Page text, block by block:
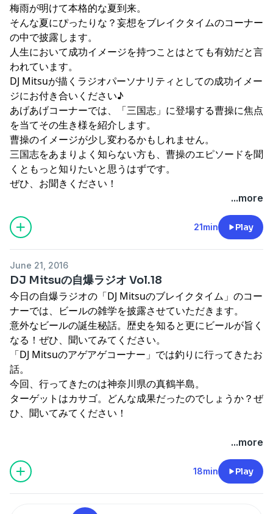
梅雨が明けて本格的な夏到来。
そんな夏にぴったりな？妄想をブレイクタイムのコーナー
の中で披露します。
人生において成功イメージを持つことはとても有効だと言
われています。
DJ Mitsuが描くラジオパーソナリティとしての成功イメー
ジにお付き合いください♪
あげあげコーナーでは、「三国志」に登場する曹操に焦点
を当てその生き様を紹介します。
曹操のイメージが少し変わるかもしれません。
三国志をあまりよく知らない方も、曹操のエピソードを聞
くともっと知りたいと思うはずです。
ぜひ、お聞きください！
...more
21min Play
June 21, 2016
DJ Mitsuの自爆ラジオ Vol.18
今日の自爆ラジオの「DJ Mitsuのブレイクタイム」のコー
ナーでは、ビールの雑学を披露させていただきます。
意外なビールの誕生秘話。歴史を知ると更にビールが旨く
なる！ぜひ、聞いてみてください。
「DJ Mitsuのアゲアゲコーナー」では釣りに行ってきたお
話。
今回、行ってきたのは神奈川県の真鶴半島。
ターゲットはカサゴ。どんな成果だったのでしょうか？ぜ
ひ、聞いてみてください！
...more
18min Play